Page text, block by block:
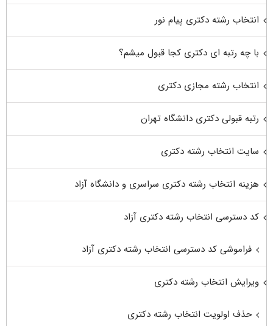
انتخاب رشته دکتری پیام نور
با چه رتبه ای دکتری کجا قبول میشم؟
انتخاب رشته مجازی دکتری
رتبه قبولی دکتری دانشگاه تهران
سایت انتخاب رشته دکتری
هزینه انتخاب رشته دکتری سراسری و دانشگاه آزاد
کد دسترسی انتخاب رشته دکتری آزاد
فراموشی کد دسترسی انتخاب رشته دکتری آزاد
ویرایش انتخاب رشته دکتری
حذف اولویت انتخاب رشته دکتری